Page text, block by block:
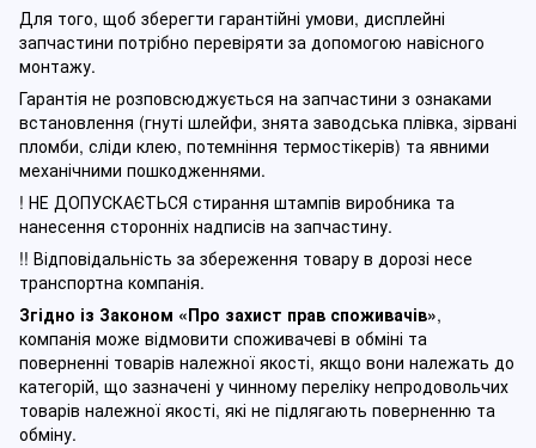
Для того, щоб зберегти гарантійні умови, дисплейні
запчастини потрібно перевіряти за допомогою навісного
монтажу.
Гарантія не розповсюджується на запчастини з ознаками
встановлення (гнуті шлейфи, знята заводська плівка, зірвані
пломби, сліди клею, потемніння термостікерів) та явними
механічними пошкодженнями.
! НЕ ДОПУСКАЄТЬСЯ стирання штампів виробника та
нанесення сторонніх надписів на запчастину.
!! Відповідальність за збереження товару в дорозі несе
транспортна компанія.
Згідно із Законом «Про захист прав споживачів»,
компанія може відмовити споживачеві в обміні та
поверненні товарів належної якості, якщо вони належать до
категорій, що зазначені у чинному переліку непродовольчих
товарів належної якості, які не підлягають поверненню та
обміну.